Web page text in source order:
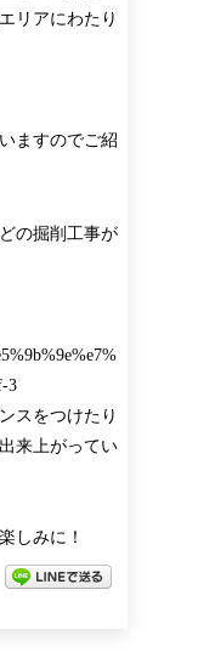
リアにわたり
ますのでご紹
の掘削工事が
スをつけたり
来上がってい
しみに！